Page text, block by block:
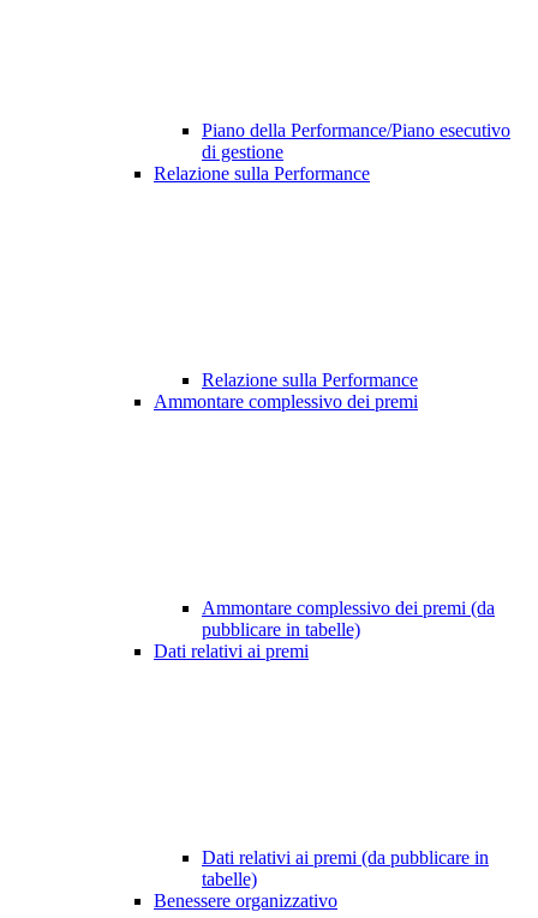
Piano della Performance/Piano esecutivo
di gestione
Relazione sulla Performance
Relazione sulla Performance
Ammontare complessivo dei premi
Ammontare complessivo dei premi (da
pubblicare in tabelle)
Dati relativi ai premi
Dati relativi ai premi (da pubblicare in
tabelle)
Benessere organizzativo